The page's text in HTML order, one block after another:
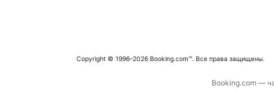
Copyright © 1996–2026 Booking.com™. Все права защищены.
Booking.com —